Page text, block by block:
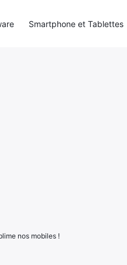
nos mobiles !
Smartphone et Tablettes